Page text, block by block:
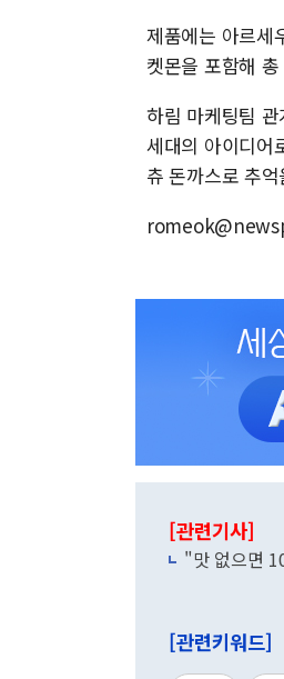
제품에는 아르세
켓몬을 포함해
하림 마케팅팀
세대의 아이디어
츄 돈까스로 추
[관련기사]
"맛 없으면
[관련키워드]